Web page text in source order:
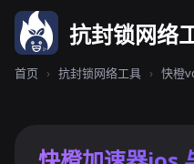
抗封锁网络
首页 › 抗封锁网络工具 › 快橙